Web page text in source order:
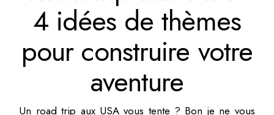
4 idées de thèmes
pour construire votre
aventure
Un road trip aux USA vous tente ? Bon je ne vous